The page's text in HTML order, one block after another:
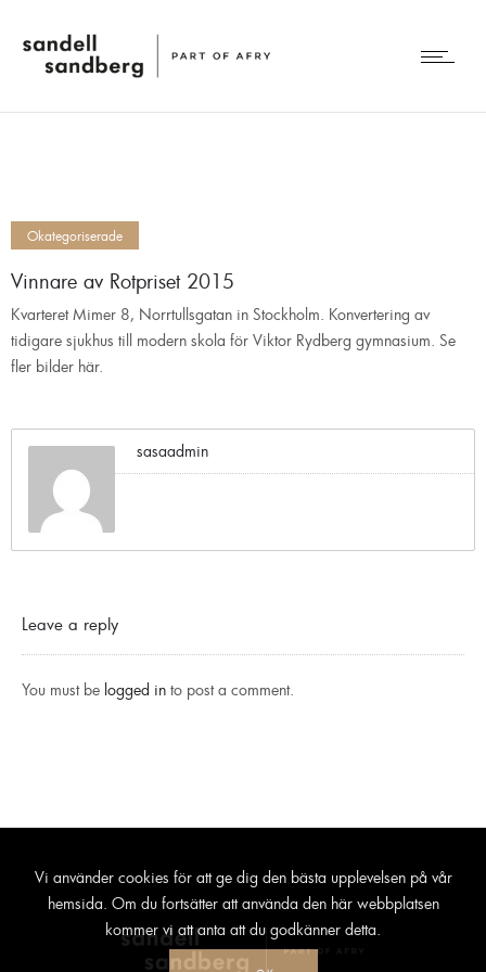
Okategoriserade
Vinnare av Rotpriset 2015
Kvarteret Mimer 8, Norrtullsgatan in Stockholm. Konvertering av
tidigare sjukhus till modern skola för Viktor Rydberg gymnasium. Se
fler bilder här.
sasaadmin
Leave a reply
You must be logged in to post a comment.
Vi använder cookies för att ge dig den bästa upplevelsen på vår
hemsida. Om du fortsätter att använda den här webbplatsen
kommer vi att anta att du godkänner detta.